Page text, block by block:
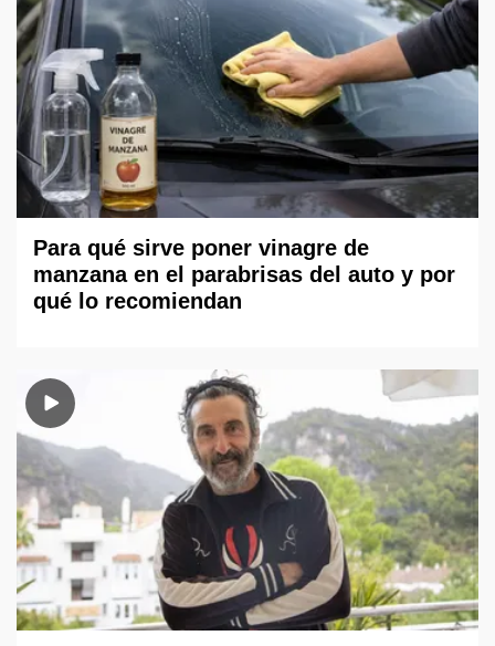
Para qué sirve poner vinagre de
manzana en el parabrisas del auto y por
qué lo recomiendan